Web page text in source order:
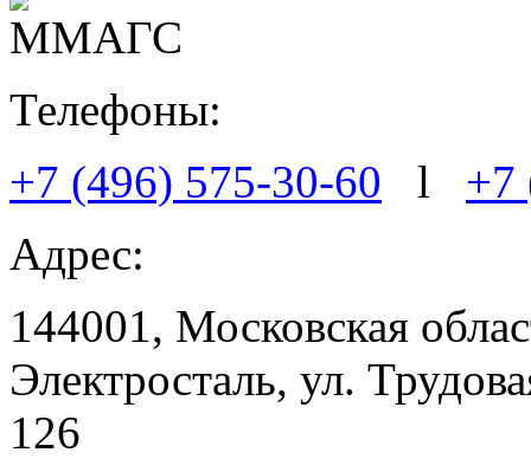
Телефоны:
+7 (496) 575-30-60 l +7
Адрес:
144001, Московская
Электросталь, ул.
126